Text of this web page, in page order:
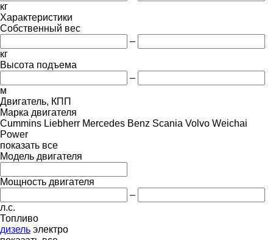
кг
Характеристики
Собственный вес
–
кг
Высота подъема
–
м
Двигатель, КПП
Марка двигателя
Cummins Liebherr Mercedes Benz Scania Volvo Weichai
Power
показать все
Модель двигателя
Мощность двигателя
–
л.с.
Топливо
дизель электро